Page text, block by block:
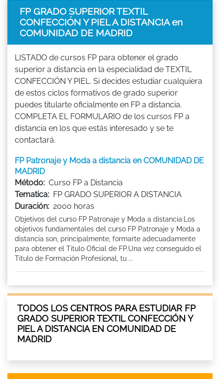
FP GRADO SUPERIOR TEXTIL
CONFECCIÓN Y PIEL A DISTANCIA en
COMUNIDAD DE MADRID
LISTADO de cursos FP para obtener el grado
superior a distancia en la especialidad de TEXTIL
CONFECCIÓN Y PIEL. Si decides estudiar cualquiera
de estos ciclos formativos de grado superior
puedes titularte oficialmente en FP a distancia.
COMPLETA EL FORMULARIO de los cursos FP a
distancia en los que estás interesado y se te
contactará.
FP Patronaje y Moda a distancia en COMUNIDAD DE
MADRID
Método: Curso FP a Distancia
Tematica: FP GRADO SUPERIOR A DISTANCIA
Duración: 2000 horas
Objetivos del curso FP Patronaje y Moda a distancia:Los
objetivos fundamentales del curso FP Patronaje y Moda a
distancia son, principalmente, formarte adecuadamente
para obtener el Titulo Oficial de FP.Una vez conseguido el
Título de Formación Profesional, tu ...
TODOS LOS CENTROS PARA ESTUDIAR FP
GRADO SUPERIOR TEXTIL CONFECCIÓN Y
PIEL A DISTANCIA EN COMUNIDAD DE
MADRID